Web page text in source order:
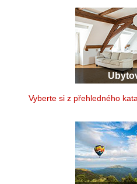
Vyberte si z přehledného